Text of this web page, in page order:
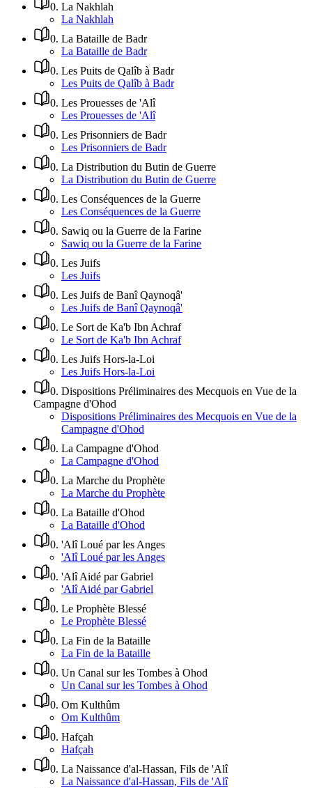
0. La Nakhlah
La Nakhlah
0. La Bataille de Badr
La Bataille de Badr
0. Les Puits de Qalîb à Badr
Les Puits de Qalîb à Badr
0. Les Prouesses de 'Alî
Les Prouesses de 'Alî
0. Les Prisonniers de Badr
Les Prisonniers de Badr
0. La Distribution du Butin de Guerre
La Distribution du Butin de Guerre
0. Les Conséquences de la Guerre
Les Conséquences de la Guerre
0. Sawiq ou la Guerre de la Farine
Sawiq ou la Guerre de la Farine
0. Les Juifs
Les Juifs
0. Les Juifs de Banî Qaynoqâ'
Les Juifs de Banî Qaynoqâ'
0. Le Sort de Ka'b Ibn Achraf
Le Sort de Ka'b Ibn Achraf
0. Les Juifs Hors-la-Loi
Les Juifs Hors-la-Loi
0. Dispositions Préliminaires des Mecquois en Vue de la
Campagne d'Ohod
Dispositions Préliminaires des Mecquois en Vue de la
Campagne d'Ohod
0. La Campagne d'Ohod
La Campagne d'Ohod
0. La Marche du Prophète
La Marche du Prophète
0. La Bataille d'Ohod
La Bataille d'Ohod
0. 'Alî Loué par les Anges
'Alî Loué par les Anges
0. 'Alî Aidé par Gabriel
'Alî Aidé par Gabriel
0. Le Prophète Blessé
Le Prophète Blessé
0. La Fin de la Bataille
La Fin de la Bataille
0. Un Canal sur les Tombes à Ohod
Un Canal sur les Tombes à Ohod
0. Om Kulthûm
Om Kulthûm
0. Hafçah
Hafçah
0. La Naissance d'al-Hassan, Fils de 'Alî
La Naissance d'al-Hassan, Fils de 'Alî